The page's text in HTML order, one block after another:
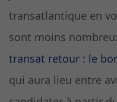
transatlantique en
sont moins
transat retour : le
qui aura lieu entre